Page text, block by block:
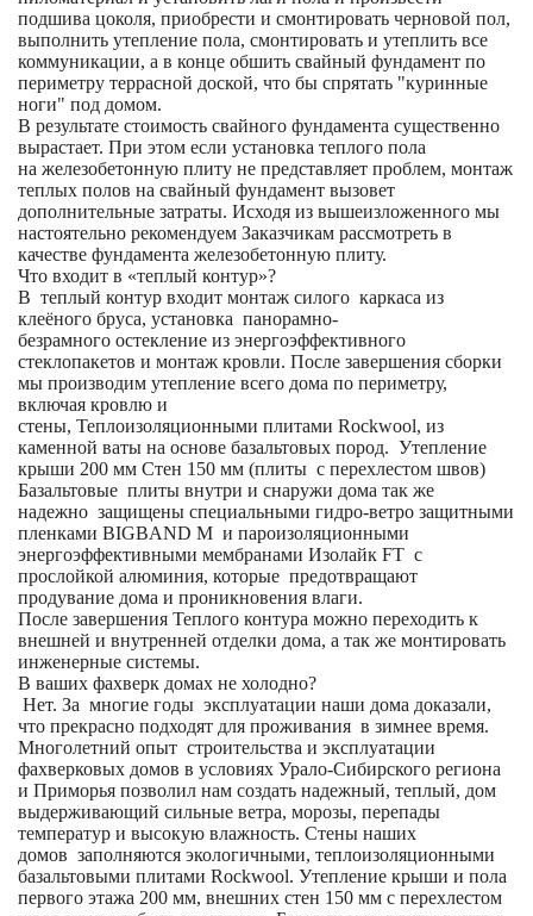
подшива цоколя, приобрести и смонтировать черновой пол,
выполнить утепление пола, смонтировать и утеплить все
коммуникации, а в конце обшить свайный фундамент по
периметру террасной доской, что бы спрятать "куринные
ноги" под домом.
В результате стоимость свайного фундамента существенно
вырастает. При этом если установка теплого пола
на железобетонную плиту не представляет проблем, монтаж
теплых полов на свайный фундамент вызовет
дополнительные затраты. Исходя из вышеизложенного мы
настоятельно рекомендуем Заказчикам рассмотреть в
качестве фундамента железобетонную плиту.
Что входит в «теплый контур»?
В теплый контур входит монтаж силого каркаса из
клеёного бруса, установка панорамно-
безрамного остекление из энергоэффективного
стеклопакетов и монтаж кровли. После завершения сборки
мы производим утепление всего дома по периметру,
включая кровлю и
стены, Теплоизоляционными плитами Rockwool, из
каменной ваты на основе базальтовых пород. Утепление
крыши 200 мм Стен 150 мм (плиты с перехлестом швов)
Базальтовые плиты внутри и снаружи дома так же
надежно защищены специальными гидро-ветро защитными
пленками BIGBAND M и пароизоляционными
энергоэффективными мембранами Изолайк FT с
прослойкой алюминия, которые предотвращают
продувание дома и проникновения влаги.
После завершения Теплого контура можно переходить к
внешней и внутренней отделки дома, а так же монтировать
инженерные системы.
В ваших фахверк домах не холодно?
Нет. За многие годы эксплуатации наши дома доказали,
что прекрасно подходят для проживания в зимнее время.
Многолетний опыт строительства и эксплуатации
фахверковых домов в условиях Урало-Сибирского региона
и Приморья позволил нам создать надежный, теплый, дом
выдерживающий сильные ветра, морозы, перепады
температур и высокую влажность. Стены наших
домов заполняются экологичными, теплоизоляционными
базальтовыми плитами Rockwool. Утепление крыши и пола
первого этажа 200 мм, внешних стен 150 мм с перехлестом